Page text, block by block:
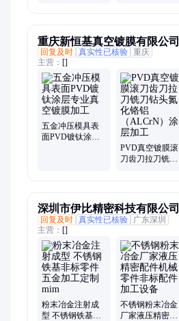
重庆新恒基真空镀膜有限公司
回复及时 真实性已核验 重庆
主营： []
五金冲压模具表
面PVD镀钛涂层
PVD真空镀膜滚
刀齿刀拉刀铣刀
深圳市伊比精密科技有限公司
回复及时 真实性已核验
广东深圳
主营： []
粉末冶金注射成
型 不锈钢铁基非
不锈钢粉末冶金
厂家液压精密配